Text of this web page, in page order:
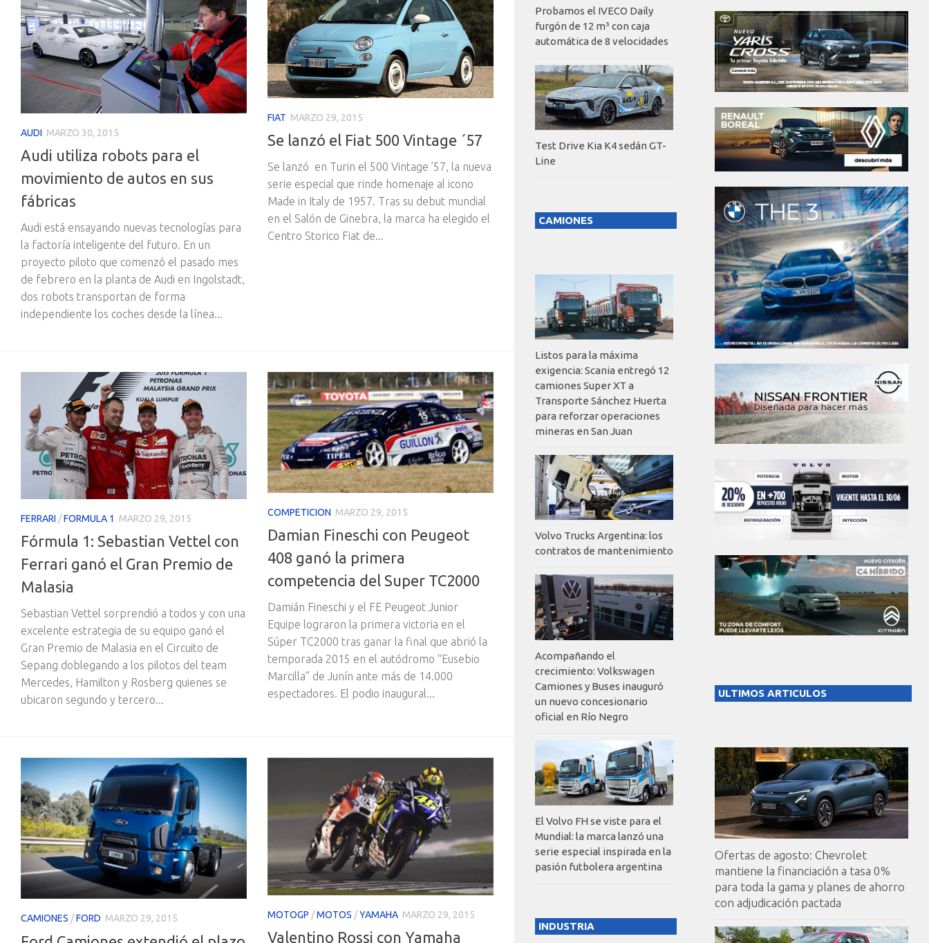
AUDI MARZO 30, 2015
Audi utiliza robots para el
movimiento de autos en sus
fábricas
Audi está ensayando nuevas tecnologías para
la factoría inteligente del futuro. En un
proyecto piloto que comenzó el pasado mes
de febrero en la planta de Audi en Ingolstadt,
dos robots transportan de forma
independiente los coches desde la línea...
FIAT MARZO 29, 2015
Se lanzó el Fiat 500 Vintage ´57
Se lanzó en Turin el 500 Vintage ’57, la nueva
serie especial que rinde homenaje al icono
Made in Italy de 1957. Tras su debut mundial
en el Salón de Ginebra, la marca ha elegido el
Centro Storico Fiat de...
FERRARI /FORMULA 1 MARZO 29, 2015
Fórmula 1: Sebastian Vettel con
Ferrari ganó el Gran Premio de
Malasia
Sebastian Vettel sorprendió a todos y con una
excelente estrategia de su equipo ganó el
Gran Premio de Malasia en el Circuito de
Sepang doblegando a los pilotos del team
Mercedes, Hamilton y Rosberg quienes se
ubicaron segundo y tercero...
COMPETICION MARZO 29, 2015
Damian Fineschi con Peugeot
408 ganó la primera
competencia del Super TC2000
Damián Fineschi y el FE Peugeot Junior
Equipe lograron la primera victoria en el
Súper TC2000 tras ganar la final que abrió la
temporada 2015 en el autódromo “Eusebio
Marcilla” de Junín ante más de 14.000
espectadores. El podio inaugural...
CAMIONES /FORD MARZO 29, 2015 MOTOGP /MOTOS /YAMAHA MARZO 29, 2015
Valentino Rossi con Yamaha
ULTIMOS ARTICULOS
Ofertas de agosto: Chevrolet
mantiene la financiación a tasa 0%
para toda la gama y planes de ahorro
con adjudicación pactada
Probamos el IVECO Daily
furgón de 12 m³ con caja
automática de 8 velocidades
Test Drive Kia K4 sedán GT-
Line
CAMIONES
Listos para la máxima
exigencia: Scania entregó 12
camiones Super XT a
Transporte Sánchez Huerta
para reforzar operaciones
mineras en San Juan
Volvo Trucks Argentina: los
contratos de mantenimiento
Acompañando el
crecimiento: Volkswagen
Camiones y Buses inauguró
un nuevo concesionario
oficial en Río Negro
El Volvo FH se viste para el
Mundial: la marca lanzó una
serie especial inspirada en la
pasión futbolera argentina
INDUSTRIA